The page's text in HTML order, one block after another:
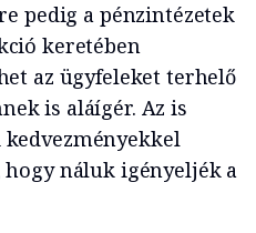
pedig a pénzintézetek
keretében
az ügyfeleket terhelő
is aláígér. Az is
náluk igényeljék a